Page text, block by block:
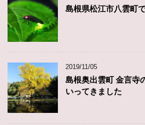
島根県松江市八雲町
2019/11/05
島根奥出雲町 金言寺
いってきました